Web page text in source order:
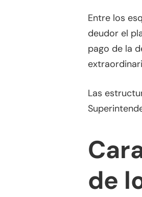
Entre los
deudor el
pago de la
Las
de